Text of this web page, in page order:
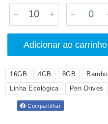
Adicionar ao carrinho
16GB 4GB 8GB Bambu
Linha Ecológica
Pen Drives
Compartilhar